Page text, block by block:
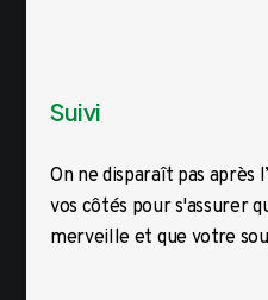
Suivi
On ne disparaît pas après
vos côtés pour s'assurer
merveille et que votre